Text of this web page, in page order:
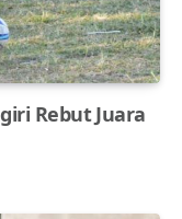
Rebut Juara